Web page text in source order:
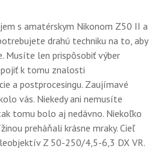
OBCHOD
s amatérskym Nikonom Z50 II a
drahú techniku na to, aby
Musíte len prispôsobiť výber
k tomu znalosti
a postprocesingu. Zaujímavé
vás. Niekedy ani nemusíte
tomu bolo aj nedávno. Niekoľko
preháňali krásne mraky. Cieľ
Z 50-250/4,5-6,3 DX VR.